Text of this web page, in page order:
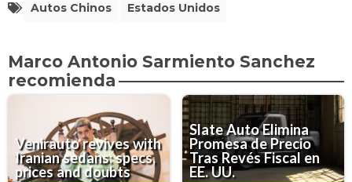
Autos Chinos Estados Unidos
Marco Antonio Sarmiento Sanchez
recomienda
Venirauto revives with
Iranian sedans: specs,
prices and doubts
Slate Auto Elimina
Promesa de Precio
Tras Revés Fiscal en
EE. UU.